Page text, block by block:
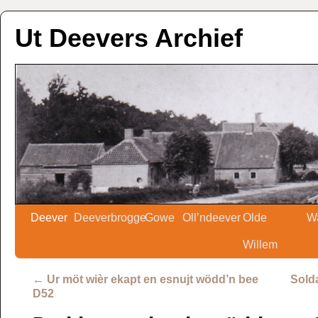
Ut Deevers Archief
Deever DeeverbroggeGowe Oll’ndeeverOlde
Willem
← Ur möt wièr ekapt en esnujt wödd’n bee
D52